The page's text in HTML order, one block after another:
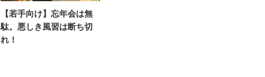
【若手向け】忘年会は無
駄。悪しき風習は断ち切
れ！